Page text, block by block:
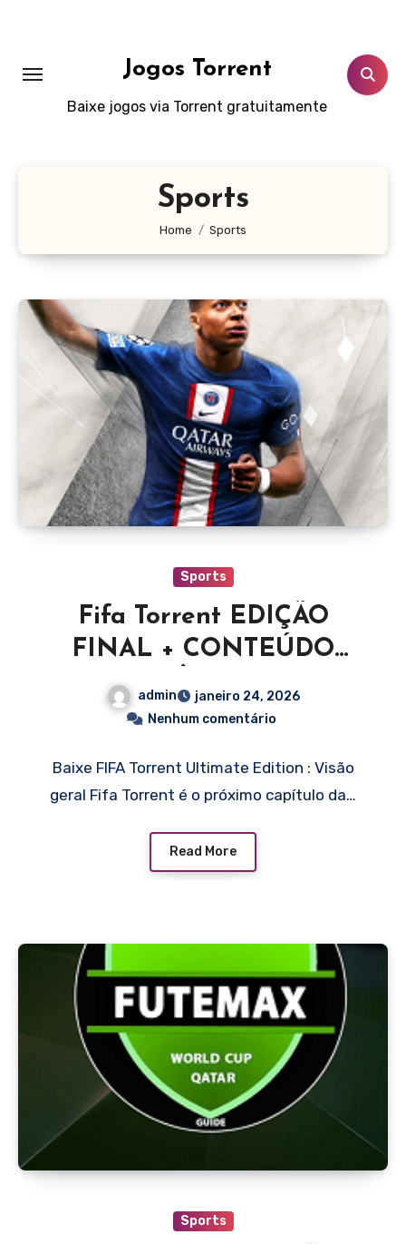
Jogos Torrent
Baixe jogos via Torrent gratuitamente
Sports
Home Sports
Sports
Fifa Torrent EDIÇÃO
FINAL + CONTEÚDO
admin
janeiro 24, 2026
Nenhum comentário
Baixe FIFA Torrent Ultimate Edition : Visão
geral Fifa Torrent é o próximo capítulo da…
Read More
Sports